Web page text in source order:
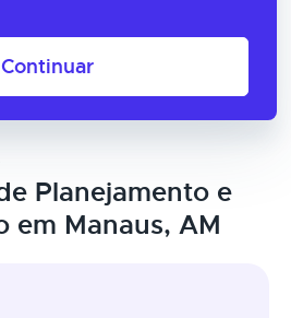
Continuar
Planejamento e
em Manaus, AM